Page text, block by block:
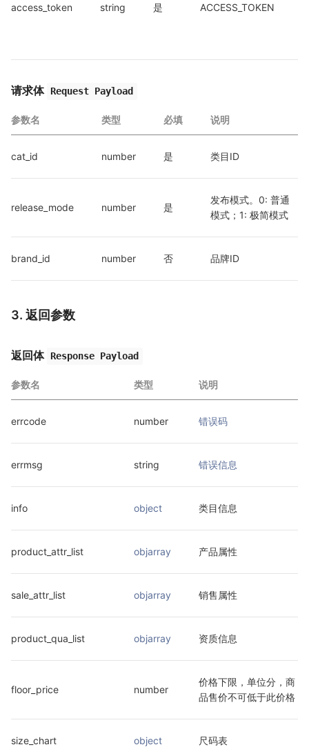
access_token string 是 ACCESS_TOKEN
请求体 Request Payload
参数名 类型 必填 说明
cat_id number 是 类目ID
release_mode number 是
发布模式。0: 普通
模式；1: 极简模式
brand_id number 否 品牌ID
3. 返回参数
返回体 Response Payload
参数名 类型 说明
errcode number 错误码
errmsg string 错误信息
info object 类目信息
product_attr_list objarray 产品属性
sale_attr_list objarray 销售属性
product_qua_list objarray 资质信息
floor_price number
价格下限，单位分，商
品售价不可低于此价格
size_chart object 尺码表